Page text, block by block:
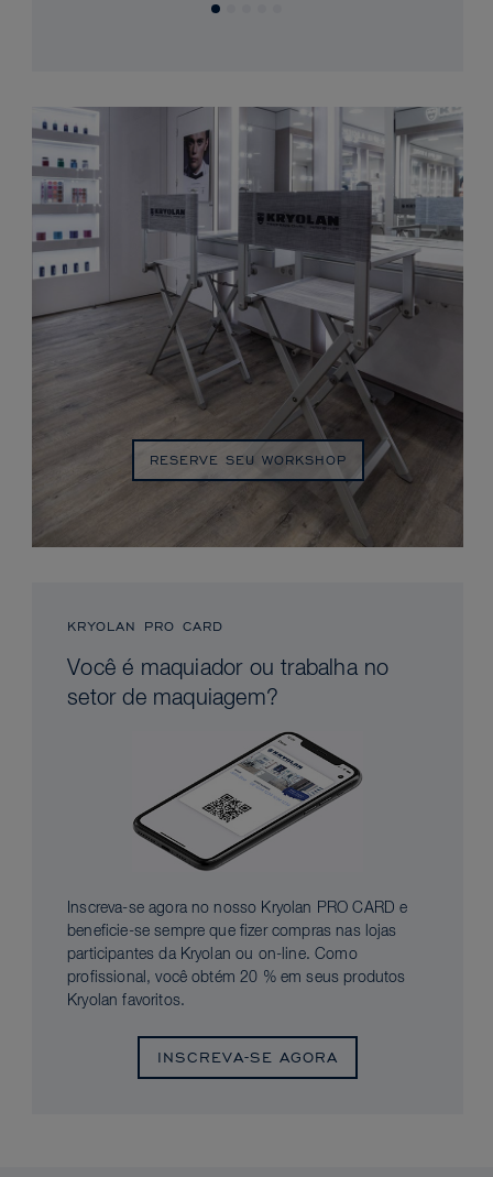
RESERVE SEU WORKSHOP
KRYOLAN PRO CARD
Você é maquiador ou trabalha no
setor de maquiagem?
Inscreva-se agora no nosso Kryolan PRO CARD e
beneficie-se sempre que fizer compras nas lojas
participantes da Kryolan ou on-line. Como
profissional, você obtém 20 % em seus produtos
Kryolan favoritos.
INSCREVA-SE AGORA